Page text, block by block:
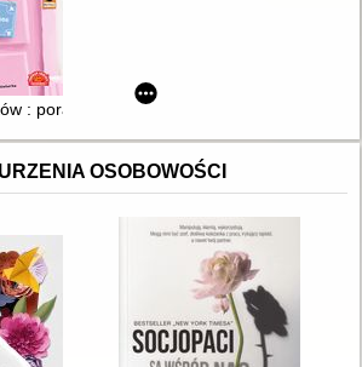
: porady na dziecięce sprawy
OSOBOWOŚCI